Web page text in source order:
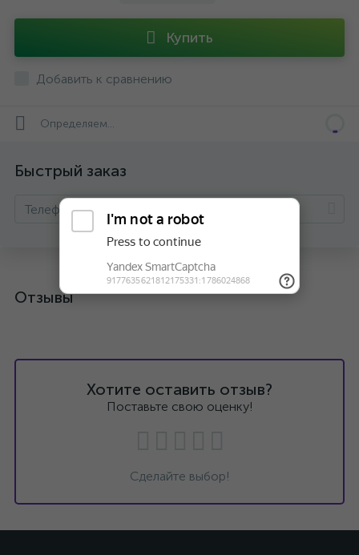
Купить
Добавить к сравнению
Определяем...
Быстрый заказ
Отзывы
Хотите оставить отзыв?
Поставьте свою оценку!
Сделайте выбор!